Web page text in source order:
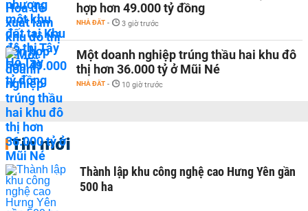
hợp hơn 49.000 tỷ đồng
NHÀ ĐẤT - 3 giờ trước
Một doanh nghiệp trúng thầu hai khu đô
thị hơn 36.000 tỷ ở Mũi Né
NHÀ ĐẤT - 10 giờ trước
Tin mới
Thành lập khu công nghệ cao Hưng Yên gần
500 ha